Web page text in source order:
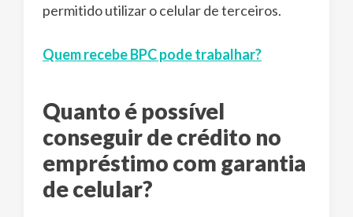
permitido utilizar o celular de terceiros.
Quem recebe BPC pode trabalhar?
Quanto é possível
conseguir de crédito no
empréstimo com garantia
de celular?